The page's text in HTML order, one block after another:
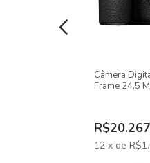
Formato de
Pixels: 24
Câmera
Frame 24,5
12 x de